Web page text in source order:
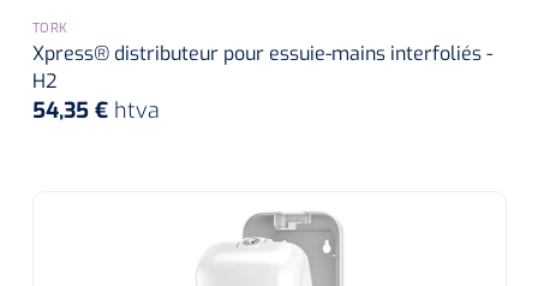
TORK
Xpress® distributeur pour essuie-mains interfoliés -
H2
54,35 € htva